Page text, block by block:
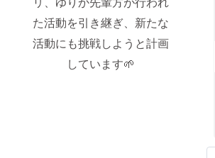
た活動を引き継ぎ、新たな
活動にも挑戦しようと計画
しています🌱